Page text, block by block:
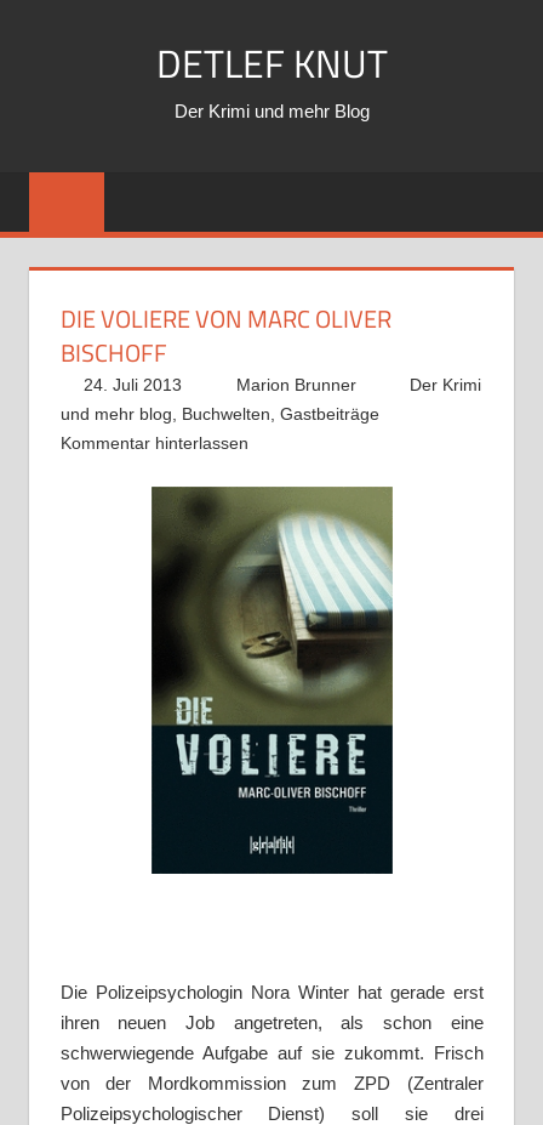
DETLEF KNUT
Der Krimi und mehr Blog
DIE VOLIERE VON MARC OLIVER
BISCHOFF
24. Juli 2013 Marion Brunner
Der Krimi
und mehr blog
Buchwelten Gastbeiträge
Kommentar hinterlassen
Die Polizeipsychologin Nora Winter hat gerade erst
ihren neuen Job angetreten, als schon eine
schwerwiegende Aufgabe auf sie zukommt. Frisch
von der Mordkommission zum ZPD (Zentraler
Polizeipsychologischer Dienst) soll sie drei